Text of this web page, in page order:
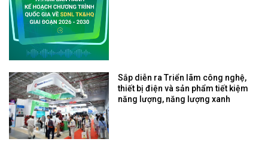
Sắp diễn ra Triển lãm công nghệ,
thiết bị điện và sản phẩm tiết kiệm
năng lượng, năng lượng xanh